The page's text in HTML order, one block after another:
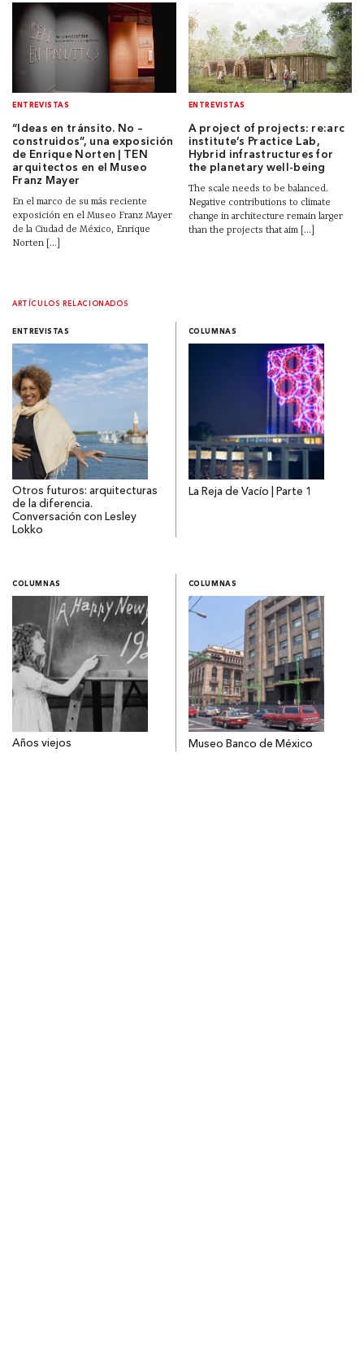
ENTREVISTAS
“Ideas en tránsito. No –
construidos”, una exposición
de Enrique Norten | TEN
arquitectos en el Museo
Franz Mayer
En el marco de su más reciente
exposición en el Museo Franz Mayer
de la Ciudad de México, Enrique
Norten [...]
ENTREVISTAS
A project of projects: re:arc
institute’s Practice Lab,
Hybrid infrastructures for
the planetary well-being
The scale needs to be balanced.
Negative contributions to climate
change in architecture remain larger
than the projects that aim [...]
ARTÍCULOS RELACIONADOS
ENTREVISTAS
Otros futuros: arquitecturas
de la diferencia.
Conversación con Lesley
Lokko
COLUMNAS
La Reja de Vacío | Parte 1
COLUMNAS
Años viejos
COLUMNAS
Museo Banco de México